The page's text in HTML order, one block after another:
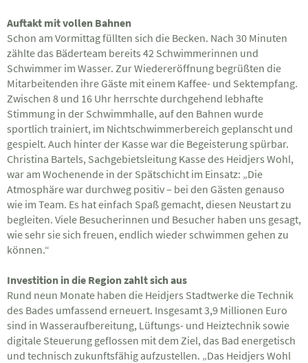
Auftakt mit vollen Bahnen
Schon am Vormittag füllten sich die Becken. Nach 30 Minuten
zählte das Bäderteam bereits 42 Schwimmerinnen und
Schwimmer im Wasser. Zur Wiedereröffnung begrüßten die
Mitarbeitenden ihre Gäste mit einem Kaffee- und Sektempfang.
Zwischen 8 und 16 Uhr herrschte durchgehend lebhafte
Stimmung in der Schwimmhalle, auf den Bahnen wurde
sportlich trainiert, im Nichtschwimmerbereich geplanscht und
gespielt. Auch hinter der Kasse war die Begeisterung spürbar.
Christina Bartels, Sachgebietsleitung Kasse des Heidjers Wohl,
war am Wochenende in der Spätschicht im Einsatz: „Die
Atmosphäre war durchweg positiv – bei den Gästen genauso
wie im Team. Es hat einfach Spaß gemacht, diesen Neustart zu
begleiten. Viele Besucherinnen und Besucher haben uns gesagt,
wie sehr sie sich freuen, endlich wieder schwimmen gehen zu
können.“
Investition in die Region zahlt sich aus
Rund neun Monate haben die Heidjers Stadtwerke die Technik
des Bades umfassend erneuert. Insgesamt 3,9 Millionen Euro
sind in Wasseraufbereitung, Lüftungs- und Heiztechnik sowie
digitale Steuerung geflossen mit dem Ziel, das Bad energetisch
und technisch zukunftsfähig aufzustellen. „Das Heidjers Wohl